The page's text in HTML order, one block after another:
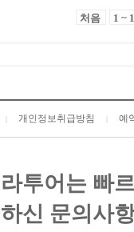
처음 1 ~
개인정보취급방침 예
투어는 빠
신 문의사